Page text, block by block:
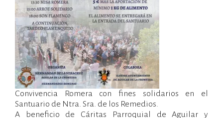
Convivencia Romera con fines solidarios en el
Santuario de Ntra. Sra. de los Remedios.
A beneficio de Cáritas Parroquial de Aguilar y